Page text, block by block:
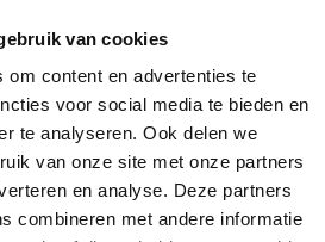
van cookies
om content en advertenties te
voor social media te bieden en
te analyseren. Ook delen we
van onze site met onze partners
en analyse. Deze partners
combineren met andere informatie
ineens een verborgen
Het kan allemaal.
kan ook meteen raak zijn.
had gezien. Een toekomst
oogt. Of gewoon je